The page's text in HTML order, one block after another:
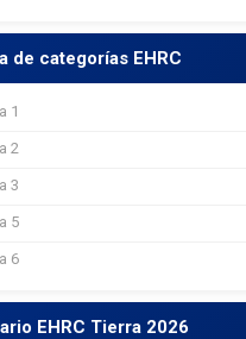
de categorías EHRC
1
2
3
5
6
EHRC Tierra 2026